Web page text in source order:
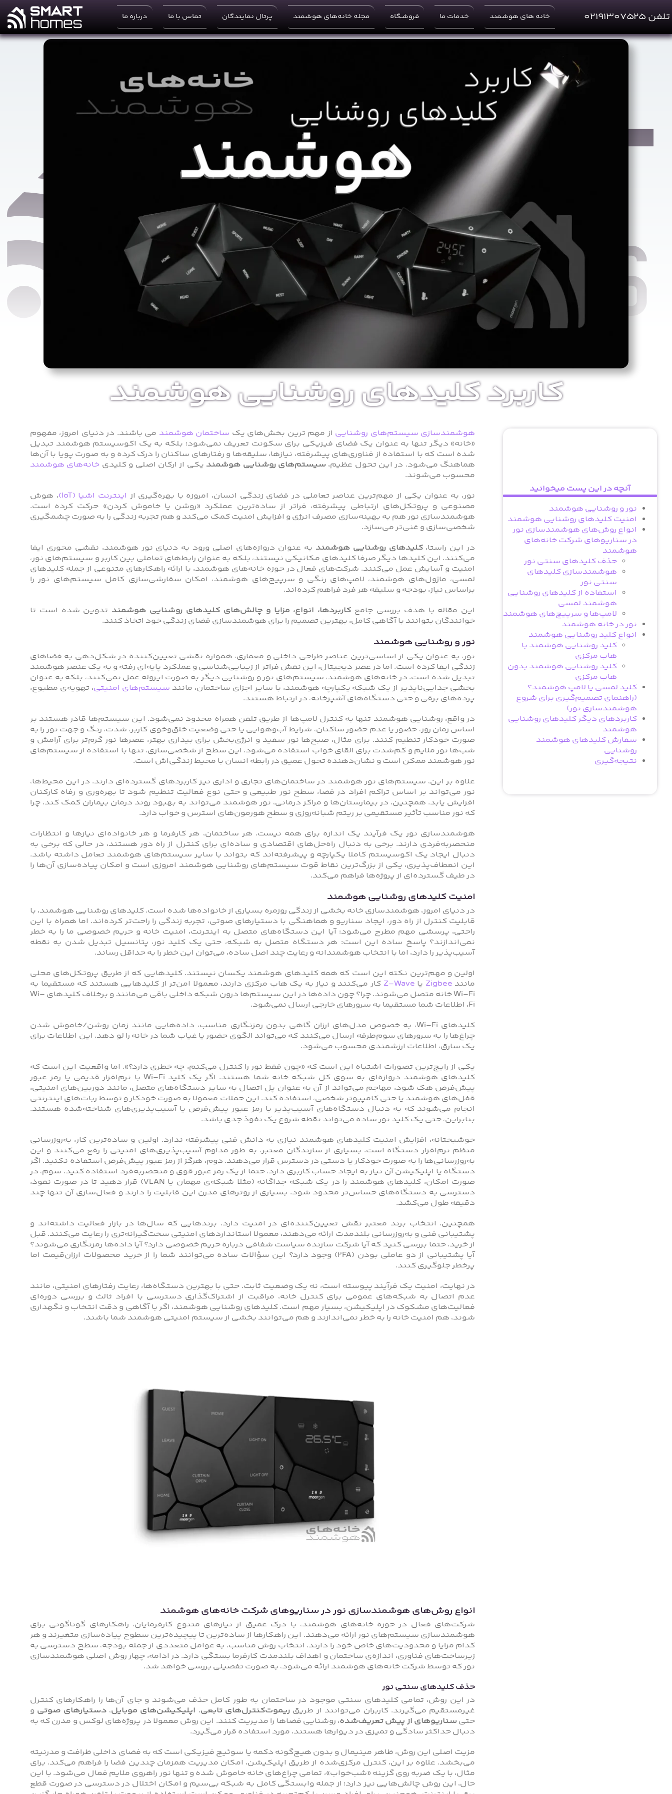
to
تلفن ۰۲۱۹۱۳۰۷۵۲۵ خانه های هوشمند خدمات ما فروشگاه مجله خانه‌های هوشمند پرتال نمایندگان تماس با ما درباره ما
کاربرد کلیدهای روشنایی هوشمند
آنچه در این پست میخوانید
نور و روشنایی هوشمند
امنیت کلیدهای روشنایی هوشمند
انواع روش‌های هوشمندسازی نور
در سناریوهای شرکت خانه‌های
هوشمند
حذف کلیدهای سنتی نور
هوشمندسازی کلیدهای
سنتی نور
استفاده از کلیدهای روشنایی
هوشمند لمسی
لامپ‌ها و سرپیچ‌های هوشمند
نور در خانه هوشمند
انواعکلید روشنایی هوشمند
کلید روشنایی هوشمند با
هاب مرکزی
کلید روشنایی هوشمند بدون
هاب مرکزی
کلید لمسی یا لامپ هوشمند؟
(راهنمای تصمیم‌گیری برای شروع
هوشمند‌سازی نور)
کاربردهای دیگر کلیدهای روشنایی
هوشمند
سفارش کلیدهای هوشمند
روشنایی
نتیجه‌گیری
هوشمندسازی سیستم‌های روشنایی از مهم ترین بخش‌های یک ساختمان هوشمند می باشند. در دنیای امروز، مفهوم
«خانه» دیگر تنها به عنوان یک فضای فیزیکی برای سکونت تعریف نمی‌شود؛ بلکه به یک اکوسیستم هوشمند تبدیل
شده است که با استفاده از فناوری‌های پیشرفته، نیازها، سلیقه‌ها و رفتارهای ساکنان را درک کرده و به‌ صورت پویا با آن‌ها
هماهنگ می‌شود. در این تحول عظیم، سیستم‌های روشنایی هوشمند یکی از ارکان اصلی و کلیدی خانه‌های هوشمند
محسوب می‌شوند.
نور، به‌ عنوان یکی از مهم‌ترین عناصر تعاملی در فضای زندگی انسان، امروزه با بهره‌گیری از اینترنت اشیا (IoT)
، هوش
مصنوعی و پروتکل‌های ارتباطی پیشرفته، فراتر از ساده‌ترین عملکرد «روشن یا خاموش کردن» حرکت کرده است.
هوشمند‌سازی نور هم به بهینه‌سازی مصرف انرژی و افزایش امنیت کمک می‌کند و هم تجربه‌ زندگی را به‌ صورت چشمگیری
شخصی‌سازی و غنی‌تر می‌سازد.
در این راستا،کلیدهای روشنایی هوشمند به‌ عنوان دروازه‌های اصلی ورود به دنیای نور هوشمند، نقشی محوری ایفا
می‌کنند. این کلیدها دیگر صرفا کلیدهای مکانیکی نیستند، بلکه به‌ عنوان رابط‌های تعاملی بین کاربر و سیستم‌های نور،
امنیت و آسایش عمل می‌کنند. شرکت‌های فعال در حوزه‌ خانه‌های هوشمند، با ارائه‌ راهکارهای متنوعی از جمله کلیدهای
لمسی، ماژول‌های هوشمند، لامپ‌های رنگی و سرپیچ‌های هوشمند، امکان سفارشی‌سازی کامل سیستم‌های نور را
براساس نیاز، بودجه و سلیقه‌ هر فرد فراهم کرده‌اند.
این مقاله با هدف بررسی جامع کاربردها، انواع، مزایا و چالش‌های کلیدهای روشنایی هوشمند تدوین شده است تا
خوانندگان بتوانند با آگاهی کامل، بهترین تصمیم را برای هوشمند‌سازی فضای زندگی خود اتخاذ کنند.
نور و روشنایی هوشمند
نور، به‌ عنوان یکی از اساسی‌ترین عناصر طراحی داخلی و معماری، همواره نقشی تعیین‌کننده در شکل‌دهی به فضاهای
زندگی ایفا کرده است. اما در عصر دیجیتال، این نقش فراتر از زیبایی‌شناسی و عملکرد پایه‌ای رفته و به یک عنصر هوشمند
تبدیل شده است. در خانه‌های هوشمند، سیستم‌های نور و روشنایی دیگر به‌ صورت ایزوله عمل نمی‌کنند، بلکه به‌ عنوان
بخشی جدایی‌ناپذیر از یک شبکه‌ یکپارچه‌ هوشمند، با سایر اجزای ساختمان، مانند سیستم‌های امنیتی، تهویه‌ی مطبوع،
پرده‌های برقی و حتی دستگاه‌های آشپزخانه، در ارتباط هستند.
در واقع، روشنایی هوشمند تنها به کنترل لامپ‌ها از طریق تلفن همراه محدود نمی‌شود. این سیستم‌ها قادر هستند بر
اساس زمان روز، حضور یا عدم حضور ساکنان، شرایط آب‌وهوایی یا حتی وضعیت خلق‌و‌خوی کاربر، شدت، رنگ و جهت نور را به‌
صورت خودکار تنظیم کنند. برای مثال، صبح‌ها نور سفید و انرژی‌بخش برای بیداری بهتر، عصرها نور گرم‌تر برای آرامش و
شب‌ها نور ملایم و کم‌شدت برای القای خواب استفاده می‌شود. این سطح از شخصی‌سازی، تنها با استفاده از سیستم‌های
نور هوشمند ممکن است و نشان‌دهنده‌ تحول عمیق در رابطه‌ انسان با محیط زندگی‌اش است.
علاوه بر این، سیستم‌های نور هوشمند در ساختمان‌های تجاری و اداری نیز کاربردهای گسترده‌ای دارند. در این محیط‌ها،
نور می‌تواند بر اساس تراکم افراد در فضا، سطح نور طبیعی و حتی نوع فعالیت تنظیم شود تا بهره‌وری و رفاه کارکنان
افزایش یابد. همچنین، در بیمارستان‌ها و مراکز درمانی، نور هوشمند می‌تواند به بهبود روند درمان بیماران کمک کند، چرا
که نور مناسب تأثیر مستقیمی بر ریتم شبانه‌روزی و سطح هورمون‌های استرس و خواب دارد.
هوشمند‌سازی نور یک فرآیند یک‌ اندازه‌ برای‌ همه نیست. هر ساختمان، هر کارفرما و هر خانواده‌ای نیازها و انتظارات
منحصربه‌فردی دارند. برخی به دنبال راه‌حل‌های اقتصادی و ساده‌ای برای کنترل از راه دور هستند، در حالی که برخی به
دنبال ایجاد یک اکوسیستم کاملا یکپارچه و پیشرفته‌اند که بتواند با سایر سیستم‌های هوشمند تعامل داشته باشد.
این انعطاف‌پذیری، یکی از بزرگ‌ترین نقاط قوت سیستم‌های روشنایی هوشمند امروزی است و امکان پیاده‌سازی آن‌ها را
در طیف گسترده‌ای از پروژه‌ها فراهم می‌کند.
امنیت کلیدهای روشنایی هوشمند
در دنیای امروز، هوشمند‌سازی خانه بخشی از زندگی روزمره‌ بسیاری از خانواده‌ها شده است. کلیدهای روشنایی هوشمند، با
قابلیت کنترل از راه دور، ایجاد سناریو و هماهنگی با دستیارهای صوتی، تجربه‌ زندگی را راحت‌تر کرده‌اند. اما همراه با این
راحتی، پرسشی مهم مطرح می‌شود: آیا این دستگاه‌های متصل به اینترنت، امنیت خانه و حریم خصوصی ما را به خطر
نمی‌اندازند؟ پاسخ ساده این است: هر دستگاه متصل به شبکه، حتی یک کلید نور، پتانسیل تبدیل شدن به نقطه‌
آسیب‌پذیر را دارد، اما با انتخاب هوشمندانه و رعایت چند اصل ساده، می‌توان این خطر را به حداقل رساند.
اولین و مهم‌ترین نکته این است که همه‌ کلیدهای هوشمند یکسان نیستند. کلیدهایی که از طریق پروتکل‌های محلی
مانند Zigbee یا Z-Wave کار می‌کنند و نیاز به یک هاب مرکزی دارند، معمولا امن‌تر از کلیدهایی هستند که مستقیما به
Wi-Fi خانه متصل می‌شوند. چرا؟ چون داده‌ها در این سیستم‌ها درون شبکه‌ داخلی باقی می‌مانند و برخلاف کلیدهای Wi-
Fi، اطلاعات شما مستقیما به سرورهای خارجی ارسال نمی‌شود.
کلیدهای Wi-Fi، به‌ خصوص مدل‌های ارزان گاهی بدون رمزنگاری مناسب، داده‌هایی مانند زمان روشن/خاموش شدن
چراغ‌ها را به سرورهای سوم‌طرفه ارسال می‌کنند که می‌تواند الگوی حضور یا غیاب شما در خانه را لو دهد. این اطلاعات برای
یک سارق، اطلاعات ارزشمندی محسوب می‌شود.
یکی از رایج‌ترین تصورات اشتباه این است که «چون فقط نور را کنترل می‌کنم، چه خطری دارد؟». اما واقعیت این است که
کلیدهای هوشمند دروازه‌ای به سوی کل شبکه‌ خانه‌ شما هستند. اگر یک کلید Wi-Fi با نرم‌افزار قدیمی یا رمز عبور
پیش‌فرض هک شود، مهاجم می‌تواند از آن به عنوان پل اتصال به سایر دستگاه‌های متصل، مانند دوربین‌های امنیتی،
قفل‌های هوشمند یا حتی کامپیوتر شخصی، استفاده کند. این حملات معمولا به‌ صورت خودکار و توسط ربات‌های اینترنتی
انجام می‌شوند که به دنبال دستگاه‌های آسیب‌پذیر با رمز عبور پیش‌فرض یا آسیب‌پذیری‌های شناخته‌شده هستند.
بنابراین، حتی یک کلید نور ساده می‌تواند نقطه‌ شروع یک نفوذ جدی باشد.
خوشبختانه، افزایش امنیت کلیدهای هوشمند نیازی به دانش فنی پیشرفته ندارد. اولین و ساده‌ترین کار، به‌روزرسانی
منظم نرم‌افزار دستگاه است. بسیاری از سازندگان معتبر، به‌ طور مداوم آسیب‌پذیری‌های امنیتی را رفع می‌کنند و این
به‌روزرسانی‌ها را به‌ صورت خودکار یا دستی در دسترس قرار می‌دهند. دوم، هرگز از رمز عبور پیش‌فرض استفاده نکنید. اگر
دستگاه یا اپلیکیشن آن نیاز به ایجاد حساب کاربری دارد، حتما از یک رمز عبور قوی و منحصربه‌فرد استفاده کنید. سوم، در
صورت امکان، کلیدهای هوشمند را در یک شبکه‌ جداگانه (مثلا شبکه‌ی مهمان یا VLAN) قرار دهید تا در صورت نفوذ،
دسترسی به دستگاه‌های حساس‌تر محدود شود. بسیاری از روترهای مدرن این قابلیت را دارند و فعال‌سازی آن تنها چند
دقیقه طول می‌کشد.
همچنین، انتخاب برند معتبر نقش تعیین‌کننده‌ای در امنیت دارد. برندهایی که سال‌ها در بازار فعالیت داشته‌اند و
پشتیبانی فنی و به‌روزرسانی بلندمدت ارائه می‌دهند، معمولا استانداردهای امنیتی سخت‌گیرانه‌تری را رعایت می‌کنند. قبل
از خرید، حتما بررسی کنید که آیا شرکت سازنده سیاست شفافی درباره‌ حریم خصوصی دارد؟ آیا داده‌ها رمزنگاری می‌شوند؟
آیا پشتیبانی از دو عاملی بودن (2FA) وجود دارد؟ این سؤالات ساده می‌توانند شما را از خرید محصولات ارزان‌قیمت اما
پرخطر جلوگیری کنند.
در نهایت، امنیت یک فرآیند پیوسته است، نه یک وضعیت ثابت. حتی با بهترین دستگاه‌ها، رعایت رفتارهای امنیتی، مانند
عدم اتصال به شبکه‌های عمومی برای کنترل خانه، مراقبت از اشتراک‌گذاری دسترسی با افراد ثالث و بررسی دوره‌ای
فعالیت‌های مشکوک در اپلیکیشن، بسیار مهم است. کلیدهای روشنایی هوشمند، اگر با آگاهی و دقت انتخاب و نگهداری
شوند، هم امنیت خانه را به خطر نمی‌اندازند و هم می‌توانند بخشی از سیستم امنیتی هوشمند شما باشند.
انواع روش‌های هوشمندسازی نور در سناریوهای شرکت خانه‌های هوشمند
شرکت‌های فعال در حوزه‌ خانه‌های هوشمند، با درک عمیق از نیازهای متنوع کارفرمایان، راهکارهای گوناگونی برای
هوشمند‌سازی سیستم‌های نور ارائه می‌دهند. این راهکارها از ساده‌ترین تا پیچیده‌ترین سطوح پیاده‌سازی متغیرند و هر
کدام مزایا و محدودیت‌های خاص خود را دارند. انتخاب روش مناسب، به عوامل متعددی از جمله بودجه، سطح دسترسی به
زیرساخت‌های فناوری، اندازه‌ی ساختمان و اهداف بلندمدت کارفرما بستگی دارد. در ادامه، چهار روش اصلی هوشمند‌سازی
نور که توسط شرکت خانه‌های هوشمند ارائه می‌شود، به‌ صورت تفصیلی بررسی خواهد شد.
حذف کلیدهای سنتی نور
در این روش، تمامی کلیدهای سنتی موجود در ساختمان به‌ طور کامل حذف می‌شوند و جای آن‌ها را راهکارهای کنترل
غیرمستقیم می‌گیرند. کاربران می‌توانند از طریق ریموت‌کنترل‌های تابعی، اپلیکیشن‌های موبایل،دستیارهای صوتی و
حتی سناریوهای از پیش تعریف‌شده، روشنایی فضاها را مدیریت کنند. این روش معمولا در پروژه‌های لوکس و مدرن که به
دنبال حداکثر سادگی و تمیزی در دیوارها هستند، مورد استفاده قرار می‌گیرد.
مزیت اصلی این روش، ظاهر مینیمال و بدون هیچ‌گونه دکمه یا سوئیچ فیزیکی است که به فضای داخلی ظرافت و مدرنیته
می‌بخشد. علاوه بر این، کنترل مرکزی‌شده از طریق اپلیکیشن، امکان مدیریت همزمان چندین فضا را فراهم می‌کند. برای
مثال، با یک ضربه روی گزینه‌ «شب‌خواب»، تمامی چراغ‌های خانه خاموش شده و تنها نور راهروی ملایم فعال می‌شود. با این
حال، این روش چالش‌هایی نیز دارد؛ از جمله وابستگی کامل به شبکه‌ بی‌سیم و امکان اختلال در دسترسی در صورت قطع